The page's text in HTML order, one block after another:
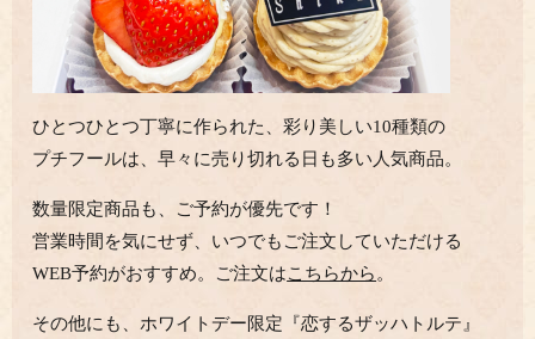
ひとつひとつ丁寧に作られた、彩り美しい10種類の
プチフールは、早々に売り切れる日も多い人気商品。
数量限定商品も、ご予約が優先です！
営業時間を気にせず、いつでもご注文していただける
WEB予約がおすすめ。ご注文はこちらから 。
その他にも、ホワイトデー限定『恋するザッハトルテ』